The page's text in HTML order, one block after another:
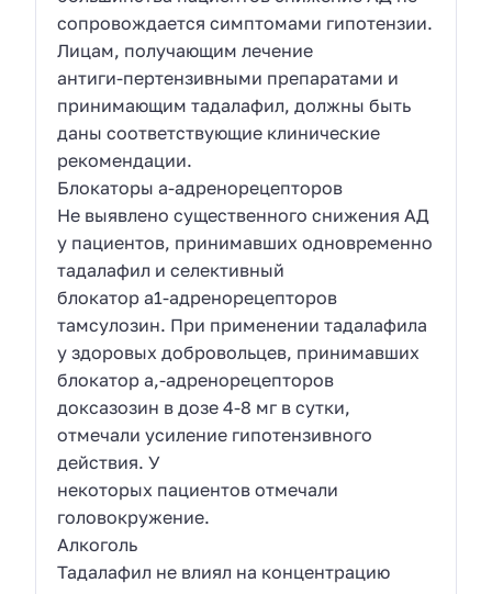
сопровождается симптомами гипотензии.
Лицам, получающим лечение
антиги-пертензивными препаратами и
принимающим тадалафил, должны быть
даны соответствующие клинические
рекомендации.
Блокаторы а-адренорецепторов
Не выявлено существенного снижения АД
у пациентов, принимавших одновременно
тадалафил и селективный
блокатор а1-адренорецепторов
тамсулозин. При применении тадалафила
у здоровых добровольцев, принимавших
блокатор а,-адренорецепторов
доксазозин в дозе 4-8 мг в сутки,
отмечали усиление гипотензивного
действия. У
некоторых пациентов отмечали
головокружение.
Алкоголь
Тадалафил не влиял на концентрацию